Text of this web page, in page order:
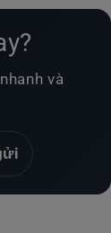
và